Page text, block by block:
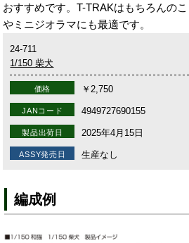
おすすめです。T-TRAKはもちろんの
やミニジオラマにも最適です。
24-711
1/150 柴犬
価格 ￥2,750
JANコード 4949727690155
製品出荷日 2025年4月15日
ASSY発売日 生産なし
編成例